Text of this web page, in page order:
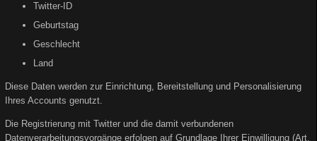
Twitter-ID
Geburtstag
Geschlecht
Land
Diese Daten werden zur Einrichtung, Bereitstellung und Personalisierung
Ihres Accounts genutzt.
Die Registrierung mit Twitter und die damit verbundenen
Datenverarbeitungsvorgänge erfolgen auf Grundlage Ihrer Einwilligung (Art.